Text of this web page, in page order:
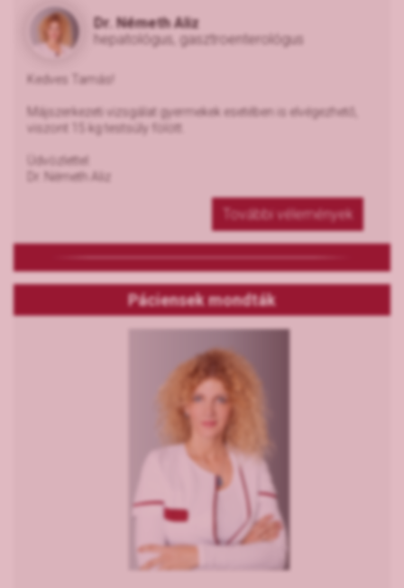
Dr. Németh Aliz
hepatológus, gasztroenterológus
Kedves Tamás!
Májszerkezeti vizsgálat gyermekek esetében is elvégezhető,
viszont 15 kg testsúly fölött.
Üdvözlettel:
Dr. Németh Aliz
További vélemények
Páciensek mondták